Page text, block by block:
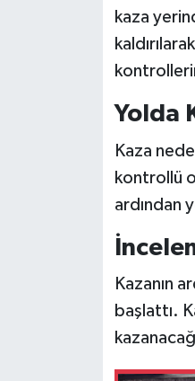
kaza
Yolda
Kaza
kontrollü
ardından
Kazanın
başlattı.